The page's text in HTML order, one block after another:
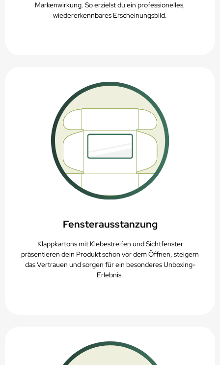
Markenwirkung. So erzielst du ein professionelles,
wiedererkennbares Erscheinungsbild.
Fensterausstanzung
Klappkartons mit Klebestreifen und Sichtfenster
präsentieren dein Produkt schon vor dem Öffnen, steigern
das Vertrauen und sorgen für ein besonderes Unboxing-
Erlebnis.